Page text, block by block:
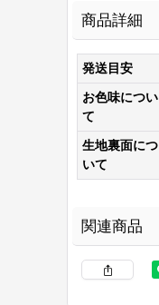
商品詳細
発送目安
お色味につい
て
生地裏面につ
いて
関連商品